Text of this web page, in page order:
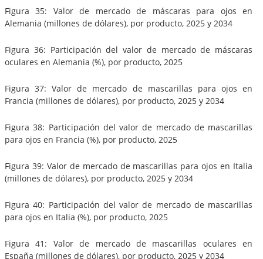
Figura 35: Valor de mercado de máscaras para ojos en
Alemania (millones de dólares), por producto, 2025 y 2034
Figura 36: Participación del valor de mercado de máscaras
oculares en Alemania (%), por producto, 2025
Figura 37: Valor de mercado de mascarillas para ojos en
Francia (millones de dólares), por producto, 2025 y 2034
Figura 38: Participación del valor de mercado de mascarillas
para ojos en Francia (%), por producto, 2025
Figura 39: Valor de mercado de mascarillas para ojos en Italia
(millones de dólares), por producto, 2025 y 2034
Figura 40: Participación del valor de mercado de mascarillas
para ojos en Italia (%), por producto, 2025
Figura 41: Valor de mercado de mascarillas oculares en
España (millones de dólares), por producto, 2025 y 2034